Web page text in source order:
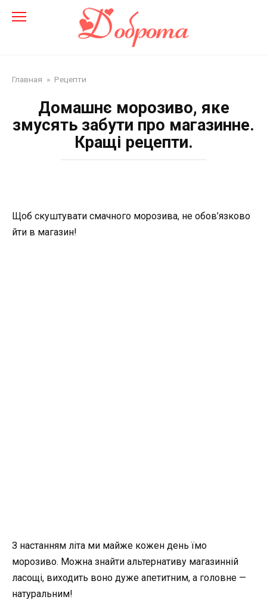
Главная » Рецепти
Домашнє морозиво, яке
змусять забути про магазинне.
Кращі рецепти.
Щоб скуштувати смачного морозива, не обов’язково
йти в магазин!
З настанням літа ми майже кожен день їмо
морозиво. Можна знайти альтернативу магазинній
ласощі, виходить воно дуже апетитним, а головне —
натуральним!